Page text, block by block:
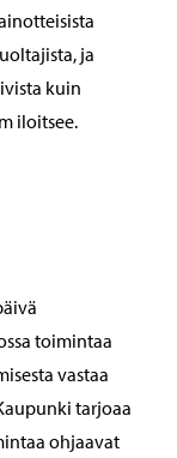
ja
kuin
iloitsee.
toimintaa
vastaa
tarjoaa
ohjaavat